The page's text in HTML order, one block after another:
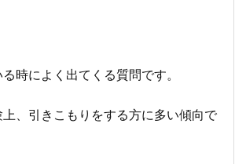
時によく出てくる質問です。
、引きこもりをする方に多い傾向で